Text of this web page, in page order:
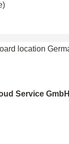
Service GmbH